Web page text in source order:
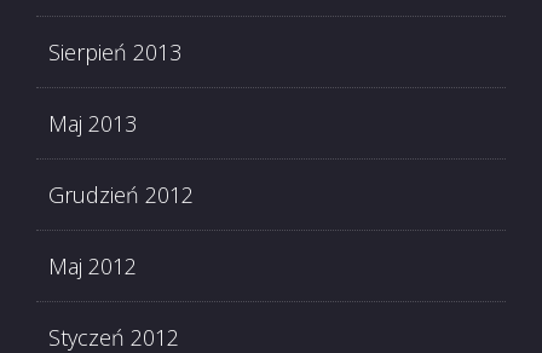
Sierpień 2013
Maj 2013
Grudzień 2012
Maj 2012
Styczeń 2012